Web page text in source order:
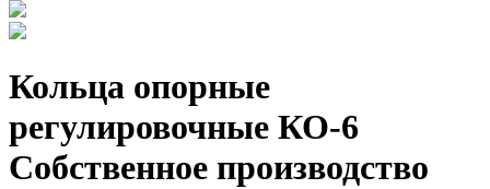
Кольца опорные
регулировочные КО-6
Собственное производство